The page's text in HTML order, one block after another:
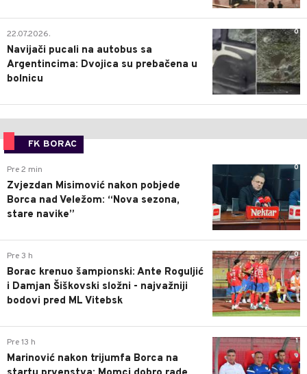
0
22.07.2026.
Navijači pucali na autobus sa
Argentincima: Dvojica su prebačena u
bolnicu
FK BORAC
0
Pre 2 min
Zvjezdan Misimović nakon pobjede
Borca nad Veležom: “Nova sezona,
stare navike”
0
Pre 3 h
Borac krenuo šampionski: Ante Roguljić
i Damjan Šiškovski složni - najvažniji
bodovi pred ML Vitebsk
1
Pre 13 h
Marinović nakon trijumfa Borca na